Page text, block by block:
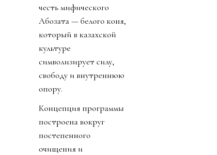
честь мифического
Ақбозата — белого коня,
который в казахской
культуре
символизирует силу,
свободу и внутреннюю
опору.
Концепция программы
построена вокруг
постепенного
очищения и